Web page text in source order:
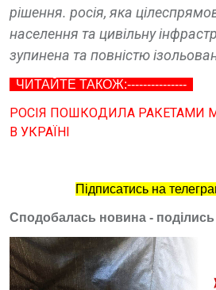
рішення. росія, яка
населення та цивільну
зупинена та повністю
ЧИТАЙТЕ ТАКОЖ:---------------
РОСІЯ ПОШКОДИЛА РАКЕТАМИ
В УКРАЇНІ
Підписатись на
Сподобалась новина -